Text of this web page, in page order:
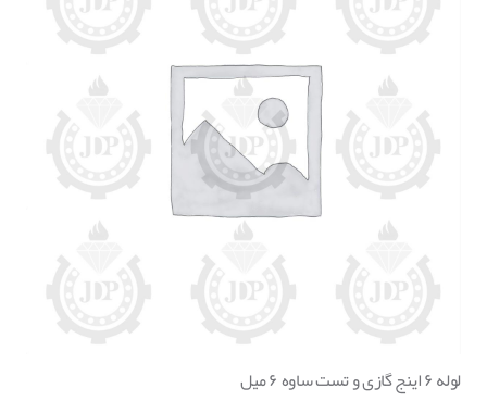
لوله ۶ اینج گازی و تست ساوه ۶ میل